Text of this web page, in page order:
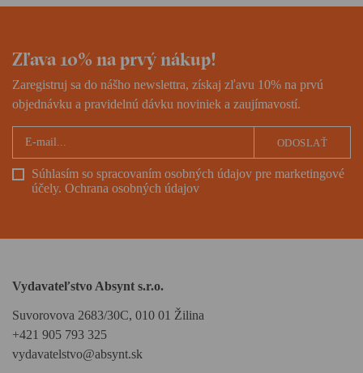
Zľava 10% na prvý nákup!
Zaregistruj sa do nášho newslettra, získaj zľavu 10% na prvú
objednávku a pravidelnú dávku noviniek a zaujímavostí.
Súhlasím so spracovaním osobných údajov pre marketingové
účely. Ochrana osobných údajov
ODOSLAŤ
Vydavateľstvo Absynt s.r.o.
Suvorovova 2683/30C, 010 01 Žilina
+421 905 793 325
vydavatelstvo@absynt.sk